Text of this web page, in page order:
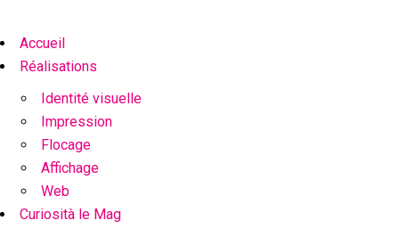
Accueil
Réalisations
Identité visuelle
Impression
Flocage
Affichage
Web
Curiosità le Mag